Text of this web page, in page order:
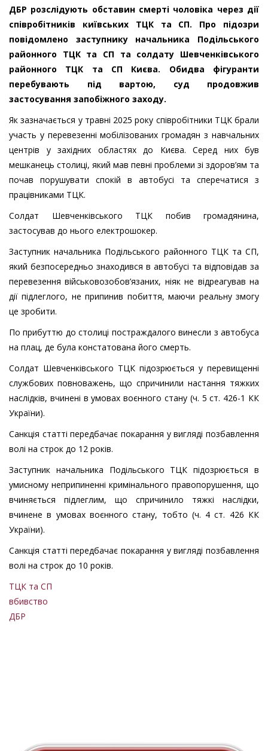
ДБР розслідують обставин смерті чоловіка через дії
співробітників київських ТЦК та СП. Про підозри
повідомлено заступнику начальника Подільського
районного ТЦК та СП та солдату Шевченківського
районного ТЦК та СП Києва. Обидва фігуранти
перебувають під вартою, суд продовжив
застосування запобіжного заходу.
Як зазначається у травні 2025 року співробітники ТЦК брали
участь у перевезенні мобілізованих громадян з навчальних
центрів у західних областях до Києва. Серед них був
мешканець столиці, який мав певні проблеми зі здоров’ям та
почав порушувати спокій в автобусі та сперечатися з
працівниками ТЦК.
Солдат Шевченківського ТЦК побив громадянина,
застосував до нього електрошокер.
Заступник начальника Подільського районного ТЦК та СП,
який безпосередньо знаходився в автобусі та відповідав за
перевезення військовозобов’язаних, ніяк не відреагував на
дії підлеглого, не припинив побиття, маючи реальну змогу
це зробити.
По прибуттю до столиці постраждалого винесли з автобуса
на плац, де була констатована його смерть.
Солдат Шевченківського ТЦК підозрюється у перевищенні
службових повноважень, що спричинили настання тяжких
наслідків, вчинені в умовах воєнного стану (ч. 5 ст. 426-1 КК
України).
Санкція статті передбачає покарання у вигляді позбавлення
волі на строк до 12 років.
Заступник начальника Подільського ТЦК підозрюється в
умисному неприпиненні кримінального правопорушення, що
вчиняється підлеглим, що спричинило тяжкі наслідки,
вчинене в умовах воєнного стану, тобто (ч. 4 ст. 426 КК
України).
Санкція статті передбачає покарання у вигляді позбавлення
волі на строк до 10 років.
ТЦК та СП
вбивство
ДБР